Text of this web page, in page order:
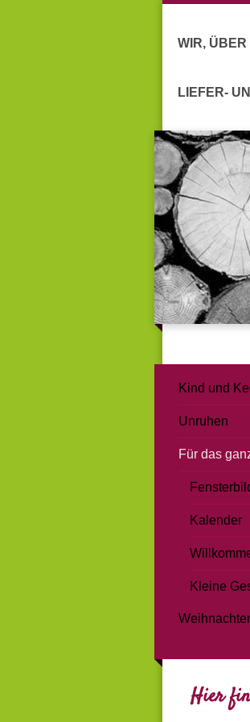
WIR, ÜBER
LIEFER-
Kind und
Unruhen
Für das
Kalender
Kleine
Hier